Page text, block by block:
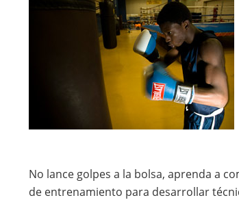
No lance golpes a la bolsa, aprenda a
de entrenamiento para desarrollar